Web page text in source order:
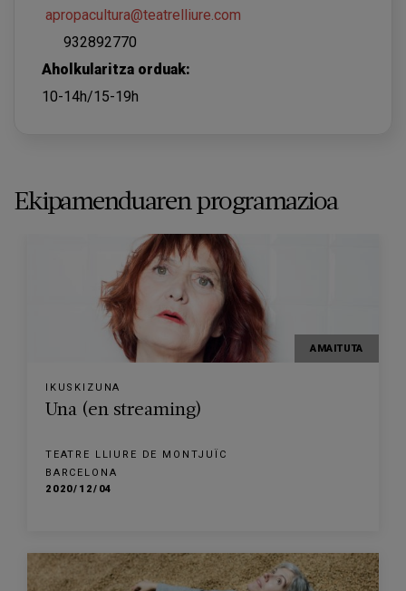
apropacultura@teatrelliure.com
932892770
Aholkularitza orduak:
10-14h/15-19h
Ekipamenduaren programazioa
AMAITUTA
IKUSKIZUNA
Una (en streaming)
TEATRE LLIURE DE MONTJUÏC
BARCELONA
2020/12/04